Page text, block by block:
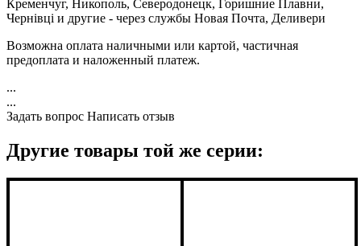
Кременчуг, Никополь, Северодонецк, Горишние Плавни,
Чернівці и другие - через службы Новая Почта, Деливери
Возможна оплата наличными или картой, частичная
предоплата и наложенный платеж.
...
...
Задать вопрос Написать отзыв
Другие товары той же серии: